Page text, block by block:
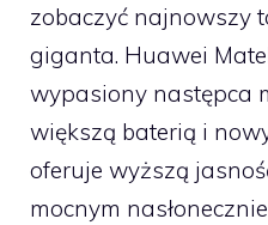
zobaczyć najnowszy
giganta. Huawei
wypasiony następca
większą baterią i
oferuje wyższą
mocnym